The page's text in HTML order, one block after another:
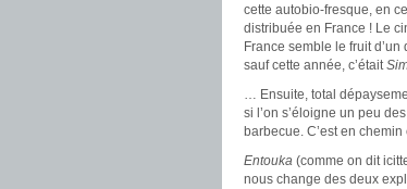
cette autobio-fresque, en
distribuée en France ! Le
France semble le fruit
sauf cette année, c’était
… Ensuite, total
si l’on s’éloigne un peu
barbecue. C’est en
Entouka (comme on dit
nous change des deux